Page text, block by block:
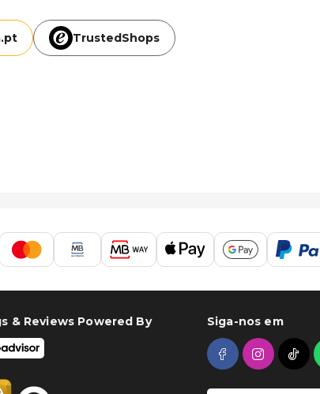
pt TrustedShops
& Reviews Powered By Siga-nos em